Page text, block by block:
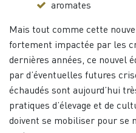
aromates
Mais tout comme cette
fortement impactée par les
dernières années, ce nouvel
par d’éventuelles futures
échaudés sont aujourd’hui
pratiques d’élevage et de
doivent se mobiliser pour se